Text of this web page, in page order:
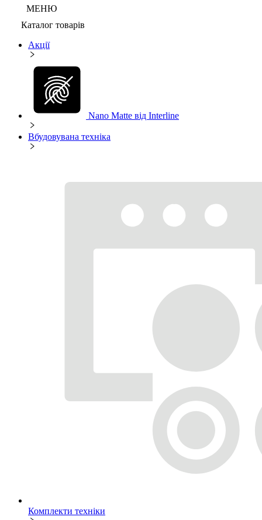
МЕНЮ
Каталог товарів
Акції
Nano Matte від Interline
Вбудовувана техніка
Комплекти техніки